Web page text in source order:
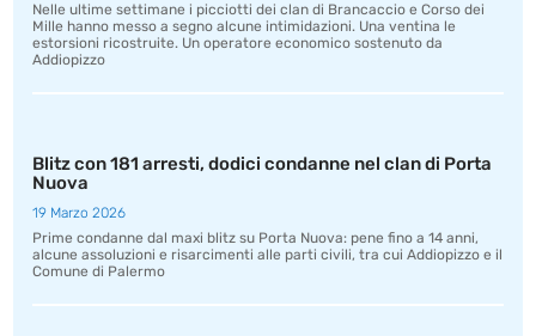
Nelle ultime settimane i picciotti dei clan di Brancaccio e Corso dei
Mille hanno messo a segno alcune intimidazioni. Una ventina le
estorsioni ricostruite. Un operatore economico sostenuto da
Addiopizzo
Blitz con 181 arresti, dodici condanne nel clan di Porta
Nuova
19 Marzo 2026
Prime condanne dal maxi blitz su Porta Nuova: pene fino a 14 anni,
alcune assoluzioni e risarcimenti alle parti civili, tra cui Addiopizzo e il
Comune di Palermo